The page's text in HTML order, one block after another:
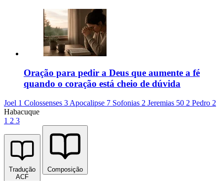
Oração para pedir a Deus que aumente a fé
quando o coração está cheio de dúvida
Joel 1 Colossenses 3 Apocalipse 7 Sofonias 2 Jeremias 50 2 Pedro 2
Habacuque
1 2 3
Tradução
ACF
Composição